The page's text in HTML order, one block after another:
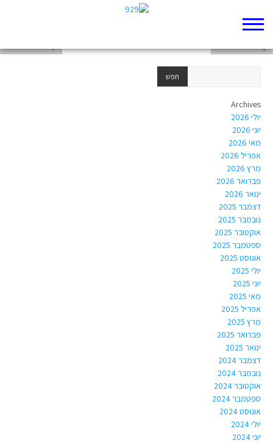
Archives
יולי 2026
יוני 2026
מאי 2026
אפריל 2026
מרץ 2026
פברואר 2026
ינואר 2026
דצמבר 2025
נובמבר 2025
אוקטובר 2025
ספטמבר 2025
אוגוסט 2025
יולי 2025
יוני 2025
מאי 2025
אפריל 2025
מרץ 2025
פברואר 2025
ינואר 2025
דצמבר 2024
נובמבר 2024
אוקטובר 2024
ספטמבר 2024
אוגוסט 2024
יולי 2024
יוני 2024